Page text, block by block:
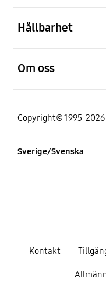
Hållbarhet
Om oss
Copyright© 1995-
Sverige/Svenska
Kontakt